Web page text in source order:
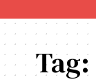
Tag: